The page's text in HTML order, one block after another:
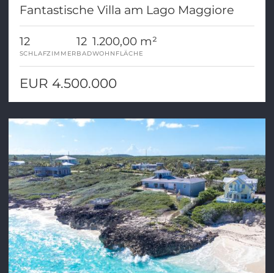
Fantastische Villa am Lago Maggiore
12
SCHLAFZIMMER
12
BAD
1.200,00 m²
WOHNFLÄCHE
EUR 4.500.000